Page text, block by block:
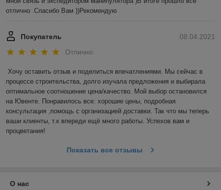
отлично .Спасибо Вам ))Рекомендую
08.04.2021
Покупатель
Отлично
Хочу оставить отзыв и поделиться впечатлениями. Мы сейчас в
процессе строительства, долго изучала предложения и выбирала
оптимальное соотношение цена/качество. Мой выбор остановился
на Ювенте. Понравилось все: хорошие цены, подробная
консультация ,помощь с организацией доставки. Так что мы теперь
ваши клиенты, т.к впереди ещё много работы. Успехов вам и
процветания!
Показать все отзывы
О нас